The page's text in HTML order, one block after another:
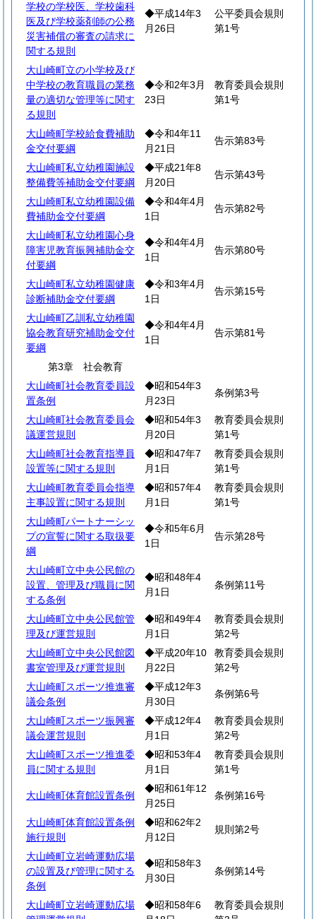
学校の学校医、学校歯科
医及び学校薬剤師の公務
災害補償の審査の請求に
関する規則
◆平成14年3
月26日
公平委員会規則
第1号
大山崎町立の小学校及び
中学校の教育職員の業務
量の適切な管理等に関す
る規則
◆令和2年3月
23日
教育委員会規則
第1号
大山崎町学校給食費補助
金交付要綱
◆令和4年11
月21日
告示第83号
大山崎町私立幼稚園施設
整備費等補助金交付要綱
◆平成21年8
月20日
告示第43号
大山崎町私立幼稚園設備
費補助金交付要綱
◆令和4年4月
1日
告示第82号
大山崎町私立幼稚園心身
障害児教育振興補助金交
付要綱
◆令和4年4月
1日
告示第80号
大山崎町私立幼稚園健康
診断補助金交付要綱
◆令和3年4月
1日
告示第15号
大山崎町乙訓私立幼稚園
協会教育研究補助金交付
要綱
◆令和4年4月
1日
告示第81号
第3章 社会教育
大山崎町社会教育委員設
置条例
◆昭和54年3
月23日
条例第3号
大山崎町社会教育委員会
議運営規則
◆昭和54年3
月20日
教育委員会規則
第1号
大山崎町社会教育指導員
設置等に関する規則
◆昭和47年7
月1日
教育委員会規則
第1号
大山崎町教育委員会指導
主事設置に関する規則
◆昭和57年4
月1日
教育委員会規則
第1号
大山崎町パートナーシッ
プの宣誓に関する取扱要
綱
◆令和5年6月
1日
告示第28号
大山崎町立中央公民館の
設置、管理及び職員に関
する条例
◆昭和48年4
月1日
条例第11号
大山崎町立中央公民館管
理及び運営規則
◆昭和49年4
月1日
教育委員会規則
第2号
大山崎町立中央公民館図
書室管理及び運営規則
◆平成20年10
月22日
教育委員会規則
第2号
大山崎町スポーツ推進審
議会条例
◆平成12年3
月30日
条例第6号
大山崎町スポーツ振興審
議会運営規則
◆平成12年4
月1日
教育委員会規則
第2号
大山崎町スポーツ推進委
員に関する規則
◆昭和53年4
月1日
教育委員会規則
第1号
大山崎町体育館設置条例
◆昭和61年12
月25日
条例第16号
大山崎町体育館設置条例
施行規則
◆昭和62年2
月12日
規則第2号
大山崎町立岩崎運動広場
の設置及び管理に関する
条例
◆昭和58年3
月30日
条例第14号
大山崎町立岩崎運動広場
◆昭和58年6
教育委員会規則